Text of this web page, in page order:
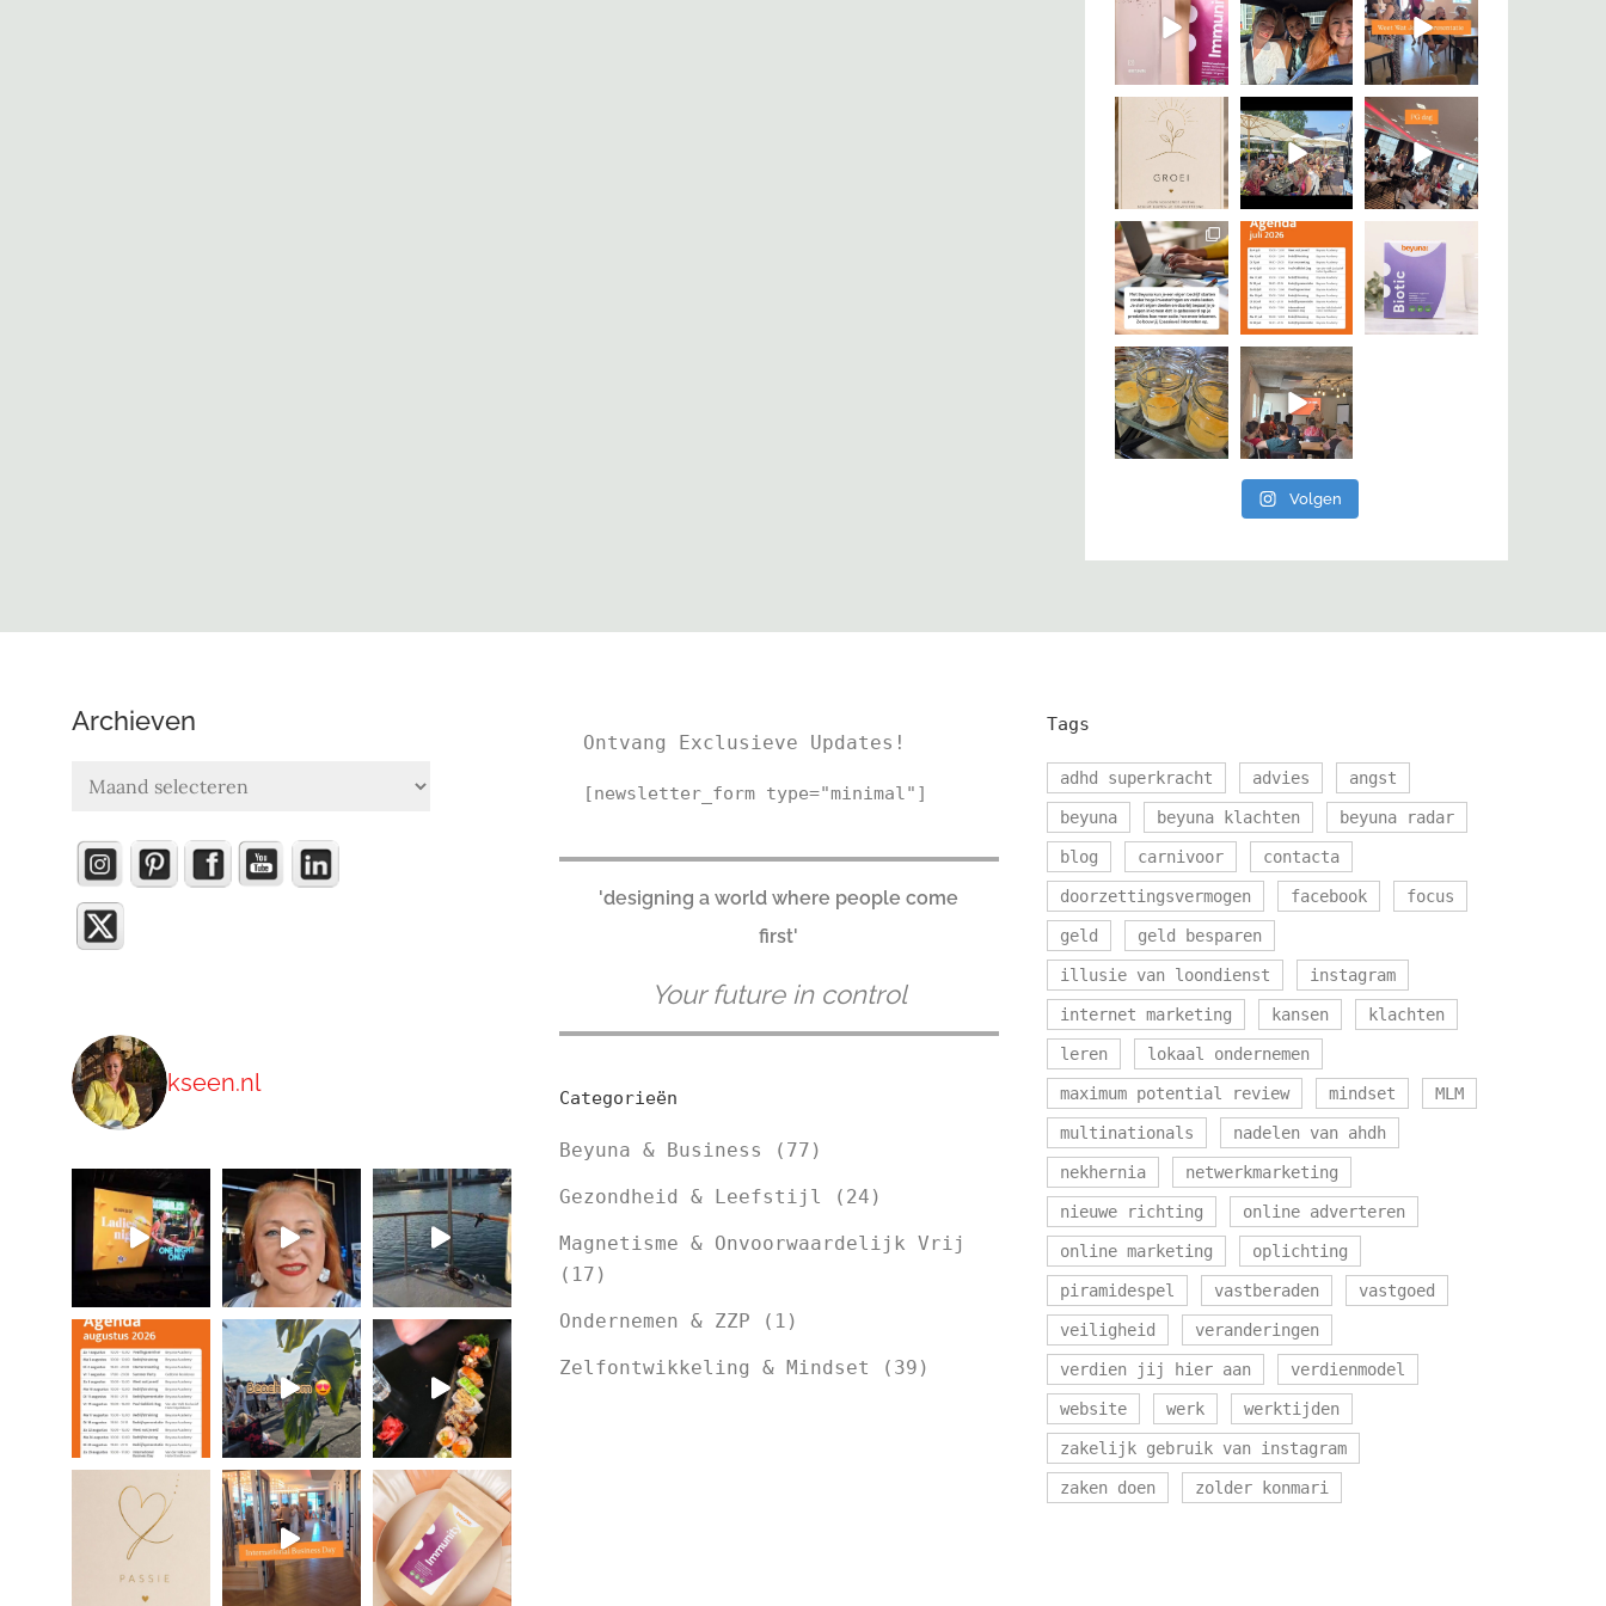
Volgen
Archieven
Archieven
kseen.nl
Ontvang Exclusieve Updates!
[newsletter_form type="minimal"]
'designing a world where people come
first'
Your future in control
Categorieën
Beyuna & Business (77)
Gezondheid & Leefstijl (24)
Magnetisme & Onvoorwaardelijk Vrij
(17)
Ondernemen & ZZP (1)
Zelfontwikkeling & Mindset (39)
Tags
adhd superkracht advies angst
beyuna beyuna klachten beyuna radar
blog carnivoor contacta
doorzettingsvermogen facebook focus
geld geld besparen
illusie van loondienst instagram
internet marketing kansen klachten
leren lokaal ondernemen
maximum potential review mindset MLM
multinationals nadelen van ahdh
nekhernia netwerkmarketing
nieuwe richting online adverteren
online marketing oplichting
piramidespel vastberaden vastgoed
veiligheid veranderingen
verdien jij hier aan verdienmodel
website werk werktijden
zakelijk gebruik van instagram
zaken doen zolder konmari